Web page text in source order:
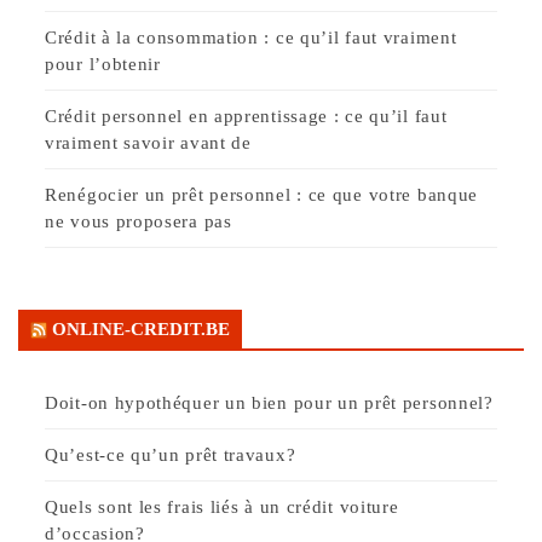
Crédit à la consommation : ce qu’il faut vraiment
pour l’obtenir
Crédit personnel en apprentissage : ce qu’il faut
vraiment savoir avant de
Renégocier un prêt personnel : ce que votre banque
ne vous proposera pas
ONLINE-CREDIT.BE
Doit-on hypothéquer un bien pour un prêt personnel?
Qu’est-ce qu’un prêt travaux?
Quels sont les frais liés à un crédit voiture
d’occasion?